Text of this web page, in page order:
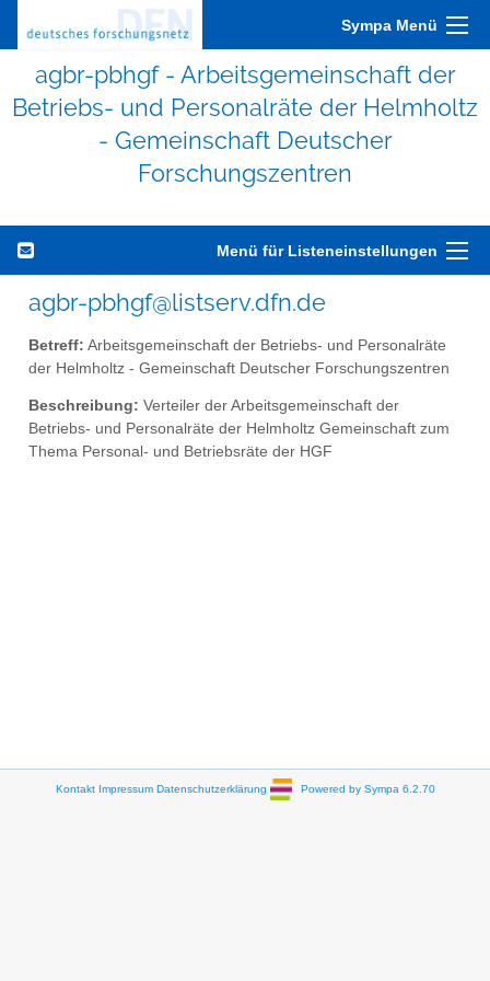
Sympa Menü
agbr-pbhgf - Arbeitsgemeinschaft der
Betriebs- und Personalräte der Helmholtz
- Gemeinschaft Deutscher
Forschungszentren
Menü für Listeneinstellungen
agbr-pbhgf@listserv.dfn.de
Betreff: Arbeitsgemeinschaft der Betriebs- und Personalräte
der Helmholtz - Gemeinschaft Deutscher Forschungszentren
Beschreibung: Verteiler der Arbeitsgemeinschaft der
Betriebs- und Personalräte der Helmholtz Gemeinschaft zum
Thema Personal- und Betriebsräte der HGF
Kontakt Impressum Datenschutzerklärung Powered by Sympa 6.2.70